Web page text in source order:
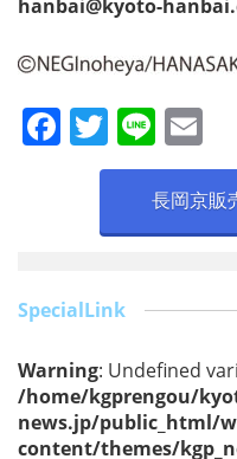
hanbai@kyoto-
F
o
o
k
T
w
er
Li
n
e
m
ai
l
長岡京販
SpecialLink
Warning: Undefined
/home/kgprengou/
news.jp/public_html/
content/themes/